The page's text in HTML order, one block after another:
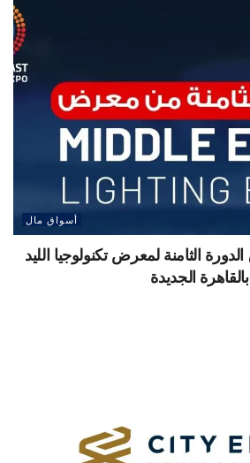
أسواق مال
الثامنة لمعرض تكنولوجيا الليد
الجديدة